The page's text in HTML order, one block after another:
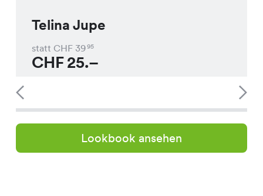
Telina Jupe
statt CHF 3995
CHF25.–
Lookbook ansehen